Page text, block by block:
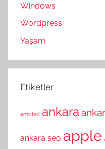
Windows
Wordpress
Yaşam
Etiketler
amoled ankara
ankara seo apple